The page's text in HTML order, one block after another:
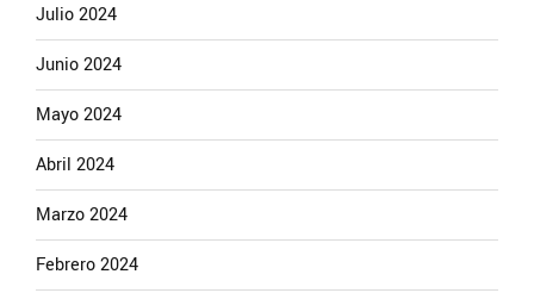
Julio 2024
Junio 2024
Mayo 2024
Abril 2024
Marzo 2024
Febrero 2024